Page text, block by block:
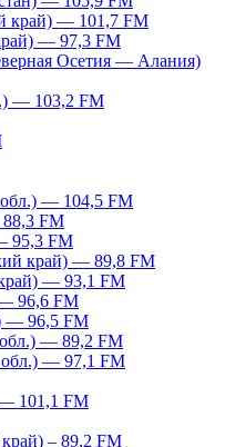
край) — 101,7 FM
— 97,3 FM
Осетия — Алания)
— 103,2 FM
— 104,5 FM
FM
95,3 FM
край) — 89,8 FM
— 93,1 FM
96,6 FM
— 96,5 FM
— 89,2 FM
обл.) — 97,1 FM
101,1 FM
– 89,2 FM